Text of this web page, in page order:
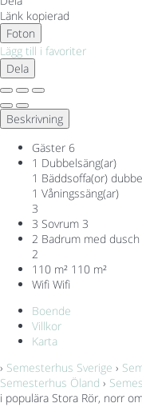
Länk kopierad
Foton
Lägg till i favoriter
Dela
Beskrivning
Gäster 6
1 Dubbelsäng(ar)
1 Bäddsoffa(or)
1 Våningssäng(ar)
3
3 Sovrum 3
2 Badrum med dusch
2
110 m² 110 m²
Wifi Wifi
Boende
Villkor
Karta
› Semesterhus Sverige ›
Semesterhus Öland ›
i populära Stora Rör, norr